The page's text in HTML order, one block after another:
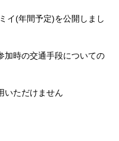
イ(年間予定)を公開しまし
加時の交通手段についての
いただけません